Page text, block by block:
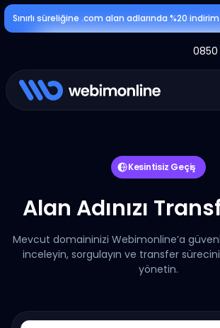
Sınırlı süreliğine .com alan adlarında %20
0850
Kesintisiz Geçiş
Alan Adınızı
Mevcut domaininizi Webimonline’a
inceleyin, sorgulayın ve transfer
yönetin.